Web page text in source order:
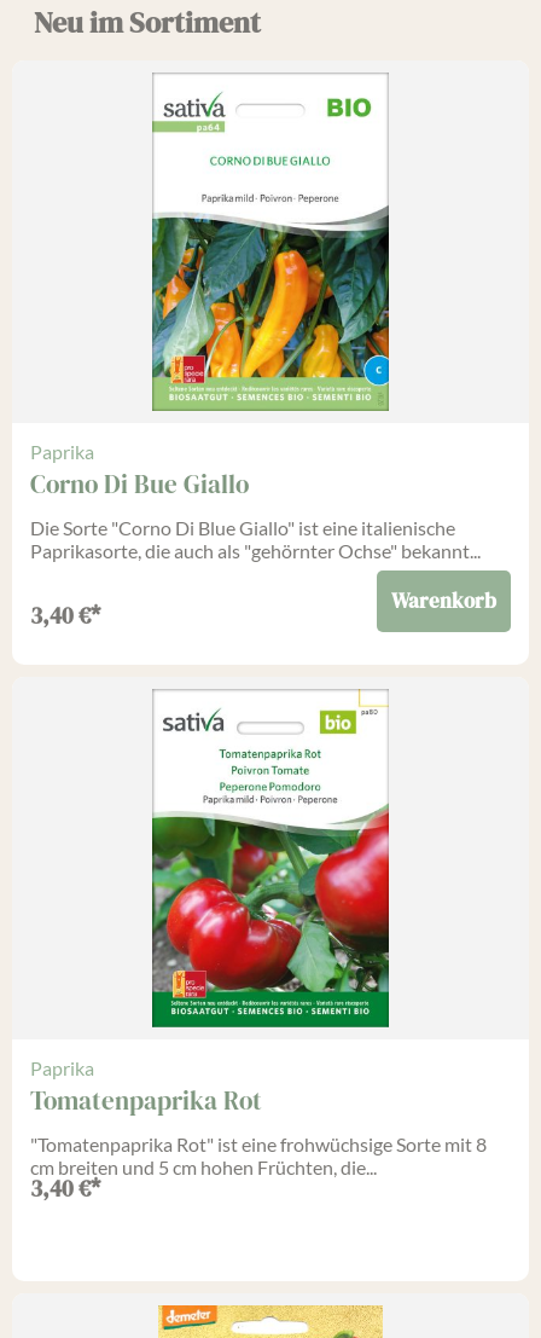
Neu im Sortiment
Paprika
Corno Di Bue Giallo
Die Sorte "Corno Di Blue Giallo" ist eine italienische
Paprikasorte, die auch als "gehörnter Ochse" bekannt...
3,40€* Warenkorb
Paprika
Tomatenpaprika Rot
"Tomatenpaprika Rot" ist eine frohwüchsige Sorte mit 8
cm breiten und 5 cm hohen Früchten, die...
3,40€*